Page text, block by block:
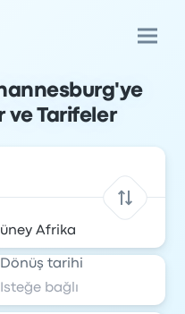
ve Tarifeler
Dönüş tarihi